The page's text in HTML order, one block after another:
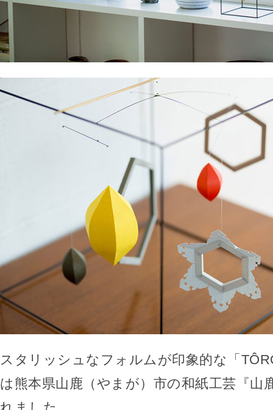
スタリッシュなフォルムが印象的な「
は熊本県山鹿（やまが）市の和紙工芸『山